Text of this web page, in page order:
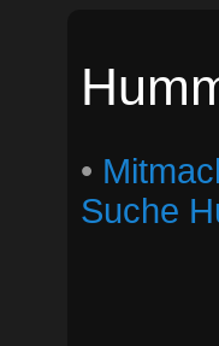
•
Suche